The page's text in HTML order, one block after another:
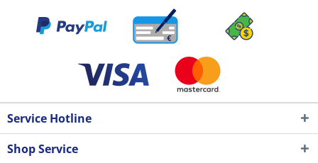
Service Hotline
Shop Service